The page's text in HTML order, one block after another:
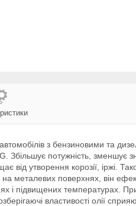
з бензиновими та
потужність, зменшує
утворення корозії, іржі.
металевих поверхнях, він
підвищених температурах. При
властивості олії